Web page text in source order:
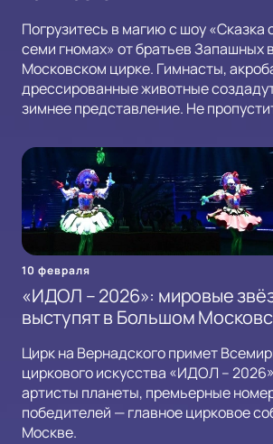
Погрузитесь в магию с шоу «Сказка
семи гномах» от братьев Запашных
Московском цирке. Гимнасты,
дрессированные животные
зимнее представление. Не
10 февраля
«ИДОЛ – 2026»: мировые
выступят в Большом
Цирк на Вернадского примет
циркового искусства «ИДОЛ –
артисты планеты, премьерные
победителей — главное цирковое
Москве.